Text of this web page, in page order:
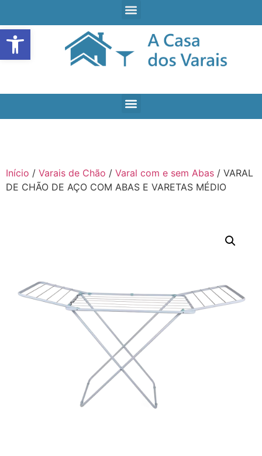
Open toolbar
Início / Varais de Chão / Varal com e sem Abas / VARAL
DE CHÃO DE AÇO COM ABAS E VARETAS MÉDIO